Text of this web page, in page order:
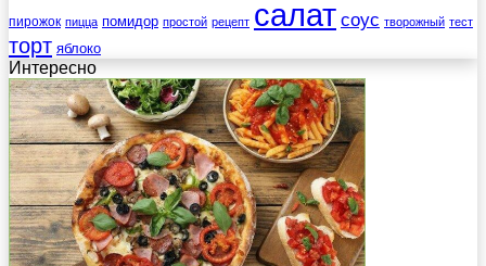
пирожок пицца помидор простой рецепт салат соус творожный тест
торт яблоко
Интересно